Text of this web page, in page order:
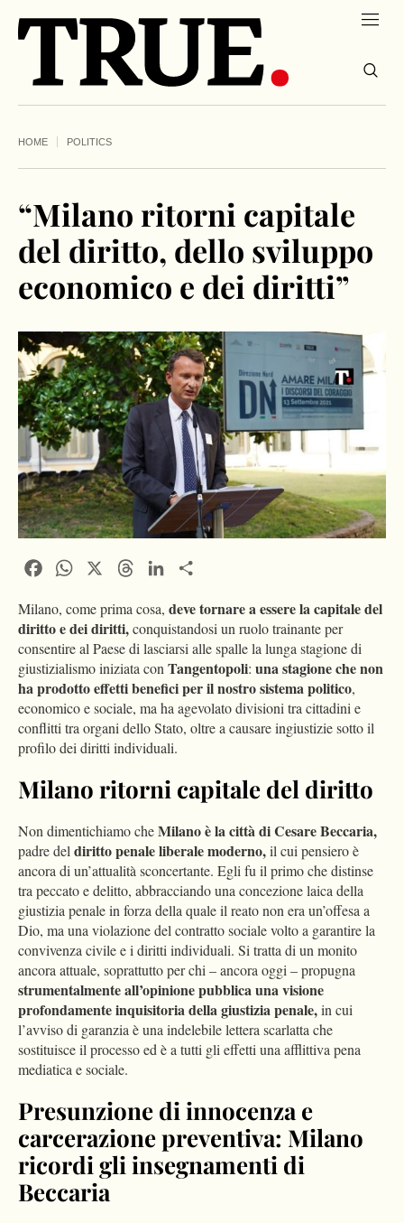
HOME POLITICS
“Milano ritorni capitale
del diritto, dello sviluppo
economico e dei diritti”
FacebookWhatsApp ThreadsLinkedIn
Milano, come prima cosa, deve tornare a essere la capitale del
diritto e dei diritti,conquistandosi un ruolo trainante per
consentire al Paese di lasciarsi alle spalle la lunga stagione di
giustizialismo iniziata conTangentopoli: una stagione che non
ha prodotto effetti benefici per il nostro sistema politico,
economico e sociale, ma ha agevolato divisioni tra cittadini e
conflitti tra organi dello Stato, oltre a causare ingiustizie sotto il
profilo dei diritti individuali.
Milano ritorni capitale del diritto
Non dimentichiamo cheMilano è la città di Cesare Beccaria,
padre deldiritto penale liberale moderno,il cui pensiero è
ancora di un’attualità sconcertante. Egli fu il primo che distinse
tra peccato e delitto, abbracciando una concezione laica della
giustizia penale in forza della quale il reato non era un’offesa a
Dio, ma una violazione del contratto sociale volto a garantire la
convivenza civile e i diritti individuali. Si tratta di un monito
ancora attuale, soprattutto per chi – ancora oggi – propugna
strumentalmente all’opinione pubblica una visione
profondamente inquisitoriadella giustizia penale,in cui
l’avviso di garanzia è una indelebile lettera scarlatta che
sostituisce il processo ed è a tutti gli effetti una afflittiva pena
mediatica e sociale.
Presunzione di innocenza e
carcerazione preventiva: Milano
ricordi gli insegnamenti di
Beccaria